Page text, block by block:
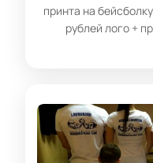
принта на
рублей лого +